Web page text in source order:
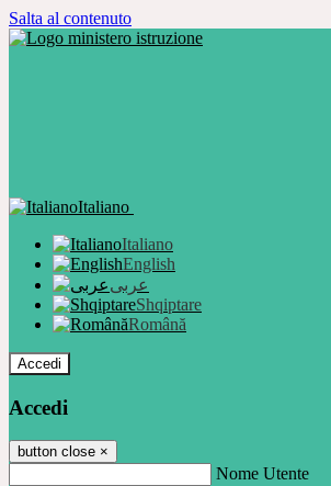
Salta al contenuto
Italiano
Italiano
English
عربى
Shqiptare
Română
Accedi
Accedi
button close ×
Nome Utente